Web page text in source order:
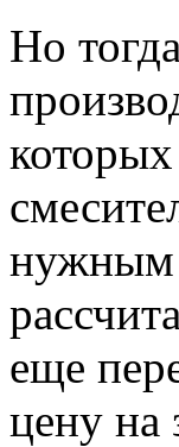
Но
нужным
еще
цену на